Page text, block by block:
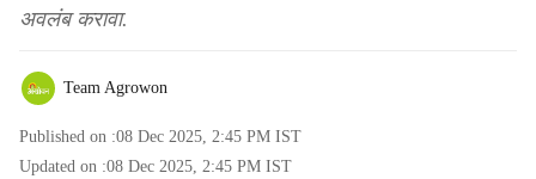
अवलंब करावा.
Team Agrowon
Published on :08 Dec 2025, 2:45 PM IST
Updated on :08 Dec 2025, 2:45 PM IST